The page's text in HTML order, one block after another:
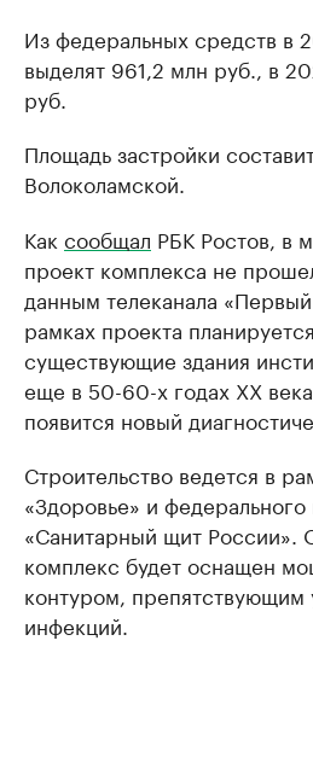
Из федеральных средств в
выделят 961,2 млн руб., в
руб.
Площадь застройки
Волоколамской.
Как сообщал РБК Ростов, в
проект комплекса не
данным телеканала
рамках проекта
существующие здания
еще в 50-60-х годах ХХ
появится новый
Строительство ведется в
«Здоровье» и федерального
«Санитарный щит России».
комплекс будет оснащен
контуром, препятствующим
инфекций.